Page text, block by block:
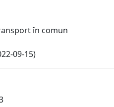
în comun
09-15)